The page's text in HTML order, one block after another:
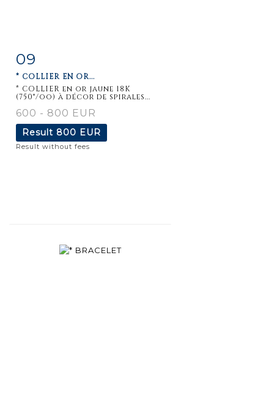
Item detail
09
* COLLIER EN OR...
* COLLIER en or jaune 18K
(750°/oo) à décor de spirales...
600 - 800 EUR
Result 800 EUR
Result without fees